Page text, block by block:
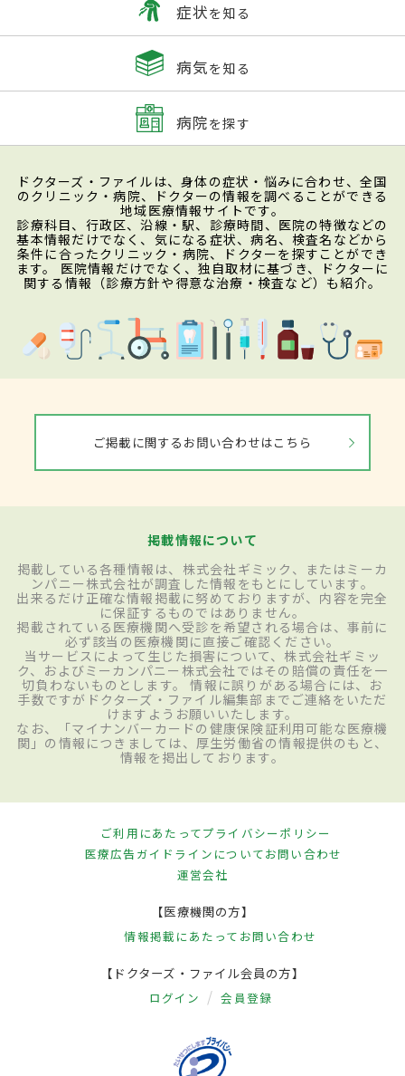
症状を知る
病気を知る
病院を探す
ドクターズ・ファイルは、身体の症状・悩みに合わせ、全国
のクリニック・病院、ドクターの情報を調べることができる
地域医療情報サイトです。
診療科目、行政区、沿線・駅、診療時間、医院の特徴などの
基本情報だけでなく、気になる症状、病名、検査名などから
条件に合ったクリニック・病院、ドクターを探すことができ
ます。 医院情報だけでなく、独自取材に基づき、ドクターに
関する情報（診療方針や得意な治療・検査など）も紹介。
ご掲載に関するお問い合わせはこちら
掲載情報について
掲載している各種情報は、株式会社ギミック、またはミーカ
ンパニー株式会社が調査した情報をもとにしています。
出来るだけ正確な情報掲載に努めておりますが、内容を完全
に保証するものではありません。
掲載されている医療機関へ受診を希望される場合は、事前に
必ず該当の医療機関に直接ご確認ください。
当サービスによって生じた損害について、株式会社ギミッ
ク、およびミーカンパニー株式会社ではその賠償の責任を一
切負わないものとします。 情報に誤りがある場合には、お
手数ですがドクターズ・ファイル編集部までご連絡をいただ
けますようお願いいたします。
なお、「マイナンバーカードの健康保険証利用可能な医療機
関」の情報につきましては、厚生労働省の情報提供のもと、
情報を掲出しております。
ご利用にあたってプライバシーポリシー
医療広告ガイドラインについてお問い合わせ
運営会社
【医療機関の方】
情報掲載にあたって お問い合わせ
【ドクターズ・ファイル会員の方】
ログイン 会員登録